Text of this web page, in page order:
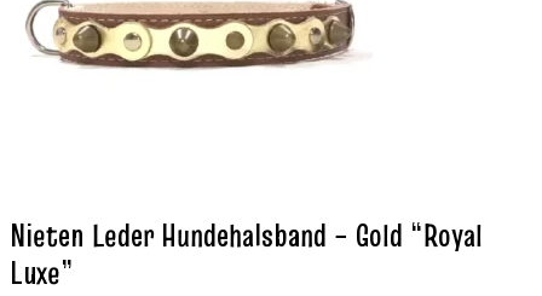
Nieten Leder Hundehalsband – Gold “Royal
Luxe”